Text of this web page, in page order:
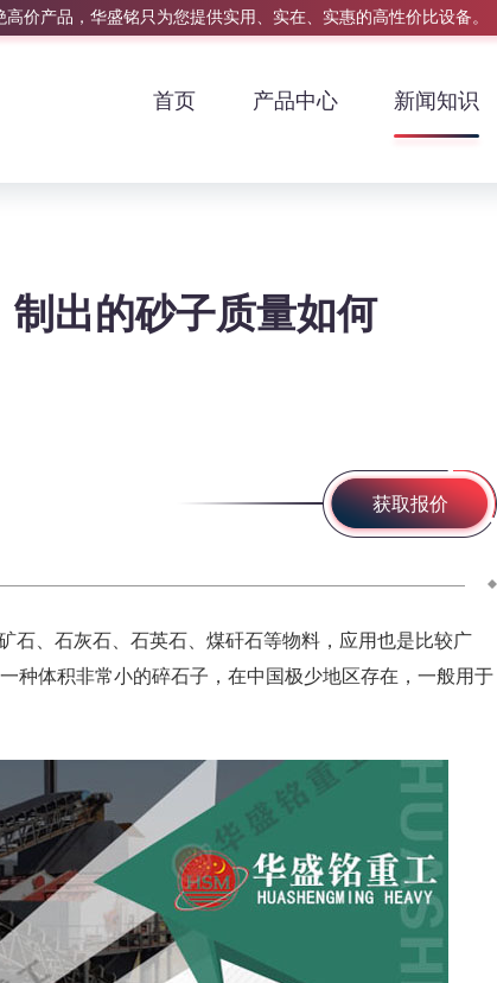
高价产品，华盛铭只为您提供实用、实在、实惠的高性价比设备。
首页 产品中心 新闻知识
出的砂子质量如何
获取报价
石、石灰石、石英石、煤矸石等物料，应用也是比较广
种体积非常小的碎石子，在中国极少地区存在，一般用于